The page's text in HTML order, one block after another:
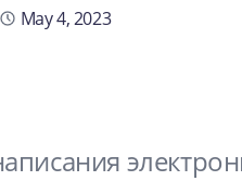
May 4, 2023